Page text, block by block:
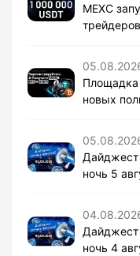
MEXC
Площадка
новых
Дайджест
ночь 5
Дайджест
ночь 4